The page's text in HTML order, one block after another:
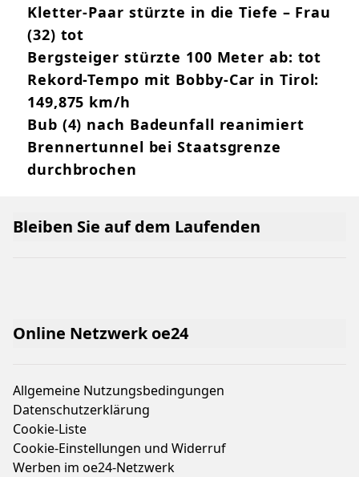
Kletter-Paar stürzte in die Tiefe – Frau
(32) tot
Bergsteiger stürzte 100 Meter ab: tot
Rekord-Tempo mit Bobby-Car in Tirol:
149,875 km/h
Bub (4) nach Badeunfall reanimiert
Brennertunnel bei Staatsgrenze
durchbrochen
Online Netzwerk oe24
Allgemeine Nutzungsbedingungen
Datenschutzerklärung
Cookie-Liste
Cookie-Einstellungen und Widerruf
Werben im oe24-Netzwerk
Bleiben Sie auf dem Laufenden